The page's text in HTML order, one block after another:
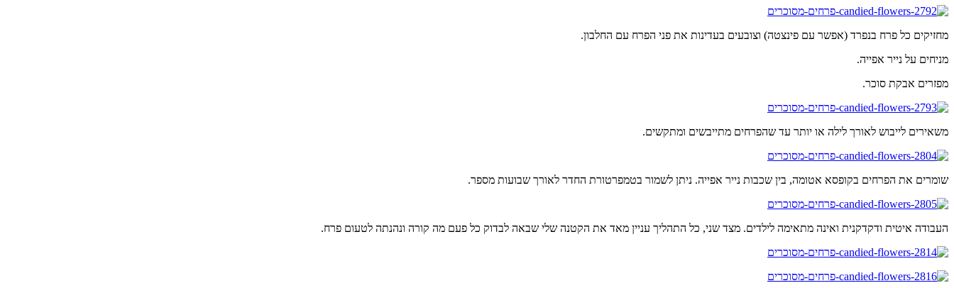
מחזיקים כל פרח בנפרד (אפשר עם פינצטה) וצובעים בעדינות את פני הפרח עם החלבון.
מניחים על נייר אפייה.
מפזרים אבקת סוכר.
משאירים לייבוש לאורך לילה או יותר עד שהפרחים מתייבשים ומתקשים.
שומרים את הפרחים בקופסא אטומה, בין שכבות נייר אפייה. ניתן לשמור בטמפרטורת החדר לאורך שבועות מספר.
העבודה איטית ודקדקנית ואינה מתאימה לילדים. מצד שני, כל התהליך עניין מאד את הקטנה שלי שבאה לבדוק כל פעם מה קורה ונהנתה לטעום פרח.